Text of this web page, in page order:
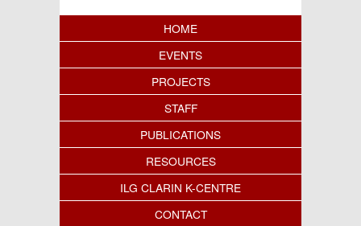
Content Index
HOME
EVENTS
PROJECTS
STAFF
PUBLICATIONS
RESOURCES
ILG CLARIN K-CENTRE
CONTACT